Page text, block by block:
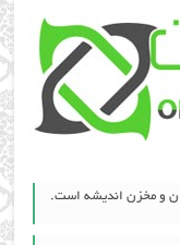
و مخزن انديشه است.